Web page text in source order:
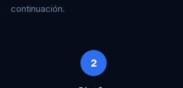
continuación.
2